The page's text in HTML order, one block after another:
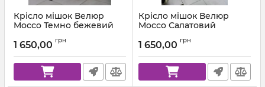
Крісло мішок Велюр
Mocco Темно бежевий
1 650,00 грн
Крісло мішок Велюр
Mocco Салатовий
1 650,00 грн